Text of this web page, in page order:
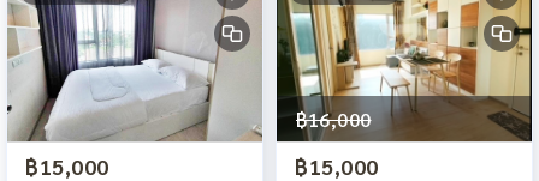
฿15,000
฿16,000
฿15,000